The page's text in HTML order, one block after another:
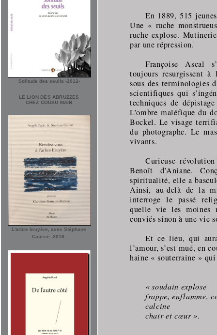
Solitude des seuils -2012-
LE LION DES ABRUZZES
CHEZ COUSU MAIN
L'arbre bruyère, avec Stéphane
Causse -2018-
En 1889, 515
Une « ruche
ruche explose.
par une répression.
Françoise Ascal
toujours resurgissent à
sous des terminologies
scientifiques qui
techniques de
L’ombre maléfique du
Bockel. Le visage
du photographe. Le
vivants.
Curieuse
Benoît d’Aniane.
spiritualité, elle a
Ainsi, au-delà de la
interroge le passé
quelle vie les moines
conviés sinon à une vie
Et ce lieu, qui
l’amour, s’est mué, en
haine « souterraine » qui
« soudain explose
frappe, enflamme,
calcine
chair et cœur ».